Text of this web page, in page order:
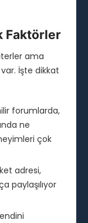
Faktörler
ama
İşte dikkat
forumlarda,
ne
çok
adresi,
paylaşılıyor